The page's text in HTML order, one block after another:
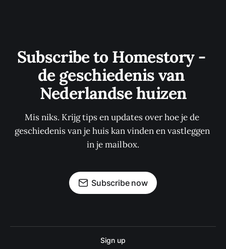
Subscribe to Homestory -
de geschiedenis van
Nederlandse huizen
Mis niks. Krijg tips en updates over hoe je de
geschiedenis van je huis kan vinden en vastleggen
in je mailbox.
Subscribe now
Sign up